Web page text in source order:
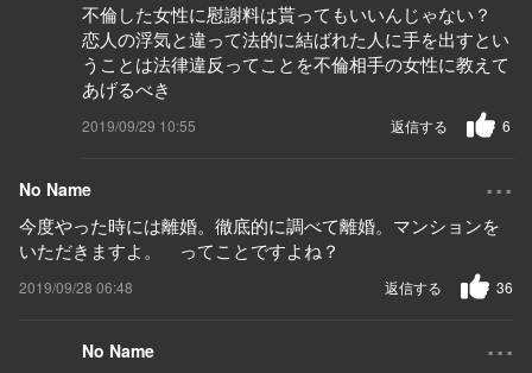
不倫した女性に慰謝料は貰ってもいいんじゃない？
恋人の浮気と違って法的に結ばれた人に手を出すとい
うことは法律違反ってことを不倫相手の女性に教えて
あげるべき
2019/09/29 10:55 6
返信する
No Name ...
今度やった時には離婚。徹底的に調べて離婚。マンションを
いただきますよ。 ってことですよね？
2019/09/28 06:48 36
返信する
No Name ...